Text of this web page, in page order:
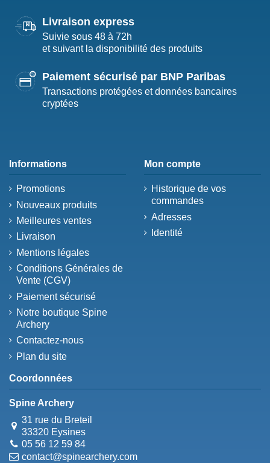
Livraison express
Suivie sous 48 à 72h
et suivant la disponibilité des produits
Paiement sécurisé par BNP Paribas
Transactions protégées et données bancaires
cryptées
Informations
Promotions
Nouveaux produits
Meilleures ventes
Livraison
Mentions légales
Conditions Générales de
Vente (CGV)
Paiement sécurisé
Notre boutique Spine
Archery
Contactez-nous
Plan du site
Mon compte
Historique de vos
commandes
Adresses
Identité
Coordonnées
Spine Archery
31 rue du Breteil
33320 Eysines
05 56 12 59 84
contact@spinearchery.com